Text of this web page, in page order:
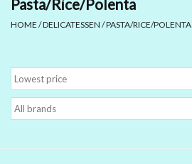
Spirit
Delicatessen
Pasta/Rice/Polenta
HOME /DELICATESSEN /PASTA/RICE/POLENTA